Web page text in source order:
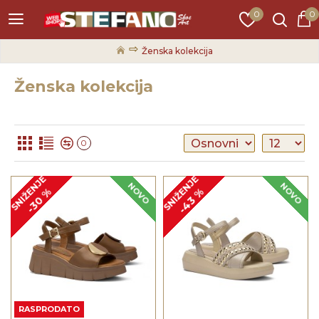
0 0
Ženska kolekcija
Ženska kolekcija
0
NOVO
RASPRODATO
SNIŽENJE
-30 % NOVO
SNIŽENJE
-43 %